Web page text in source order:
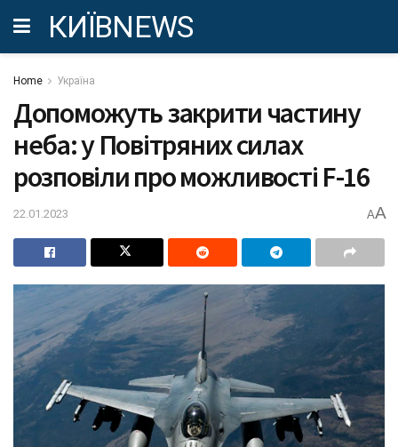
КИЇВNEWS
Home Україна
Допоможуть закрити частину
неба: у Повітряних силах
розповіли про можливості F-16
22.01.2023 AA